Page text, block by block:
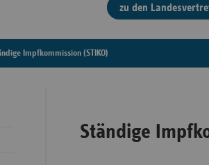
zu den
Impfkommission (STIKO)
Ständige